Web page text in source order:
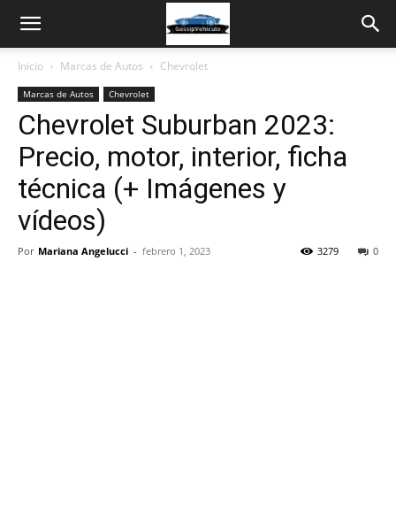
Inicio Marcas de Autos Chevrolet
Marcas de Autos Chevrolet
Chevrolet Suburban 2023:
Precio, motor, interior, ficha
técnica (+ Imágenes y
vídeos)
Por Mariana Angelucci - febrero 1, 2023 0
3279